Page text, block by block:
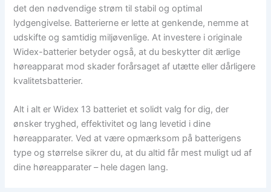
det den nødvendige strøm til stabil og optimal
lydgengivelse. Batterierne er lette at genkende, nemme at
udskifte og samtidig miljøvenlige. At investere i originale
Widex-batterier betyder også, at du beskytter dit ærlige
høreapparat mod skader forårsaget af utætte eller dårligere
kvalitetsbatterier.
Alt i alt er Widex 13 batteriet et solidt valg for dig, der
ønsker tryghed, effektivitet og lang levetid i dine
høreapparater. Ved at være opmærksom på batterigens
type og størrelse sikrer du, at du altid får mest muligt ud af
dine høreapparater – hele dagen lang.